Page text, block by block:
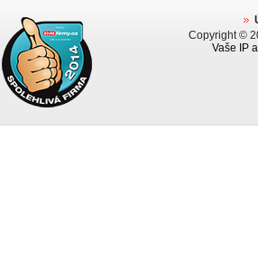
Copyright ©
Vaše IP